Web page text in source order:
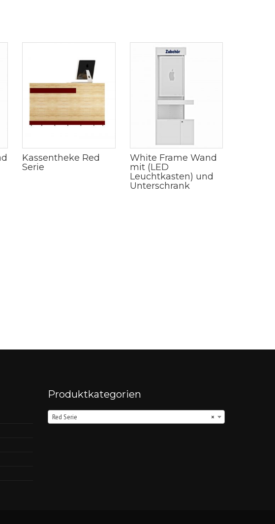
Kassentheke Red
Serie
White Frame Wand
mit (LED
Leuchtkasten) und
Unterschrank
Produktkategorien
×
Red Serie